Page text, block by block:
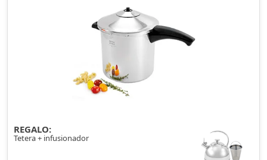
REGALO:
Tetera + infusionador